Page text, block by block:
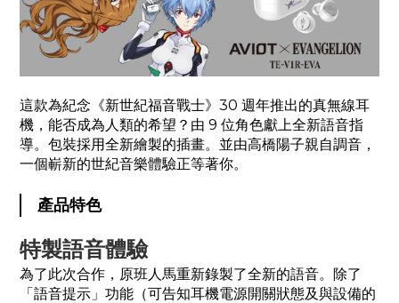
這款為紀念《新世紀福音戰士》30 週年推出的真無線耳
機，能否成為人類的希望？由 9 位角色獻上全新語音指
導。包裝採用全新繪製的插畫。並由高橋陽子親自調音，
一個嶄新的世紀音樂體驗正等著你。
產品特色
特製語音體驗
為了此次合作，原班人馬重新錄製了全新的語音。除了
「語音提示」功能（可告知耳機電源開關狀態及與設備的